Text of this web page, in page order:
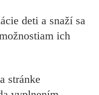
deti a snaží sa
ich
stránke